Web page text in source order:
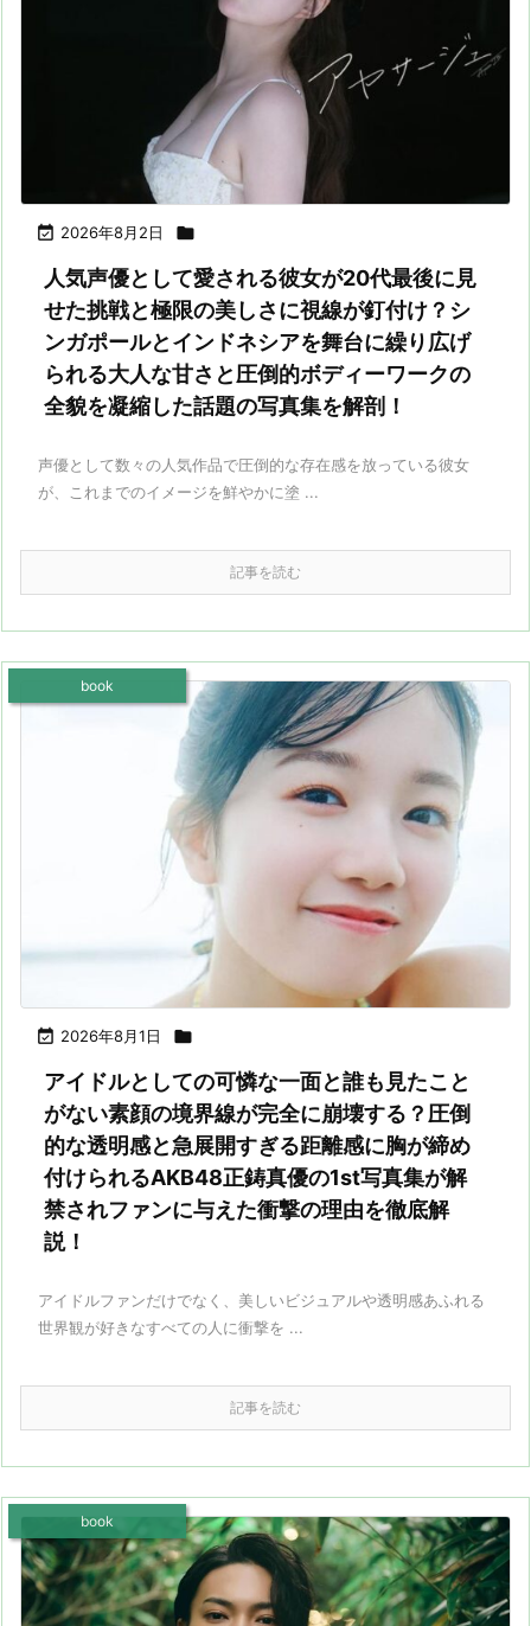
 2026年8月2日 
人気声優として愛される彼女が20代最後に見
せた挑戦と極限の美しさに視線が釘付け？シ
ンガポールとインドネシアを舞台に繰り広げ
られる大人な甘さと圧倒的ボディーワークの
全貌を凝縮した話題の写真集を解剖！
声優として数々の人気作品で圧倒的な存在感を放っている彼女
が、これまでのイメージを鮮やかに塗 ...
記事を読む
 2026年8月1日 
book
アイドルとしての可憐な一面と誰も見たこと
がない素顔の境界線が完全に崩壊する？圧倒
的な透明感と急展開すぎる距離感に胸が締め
付けられるAKB48正鋳真優の1st写真集が解
禁されファンに与えた衝撃の理由を徹底解
説！
アイドルファンだけでなく、美しいビジュアルや透明感あふれる
世界観が好きなすべての人に衝撃を ...
記事を読む
book